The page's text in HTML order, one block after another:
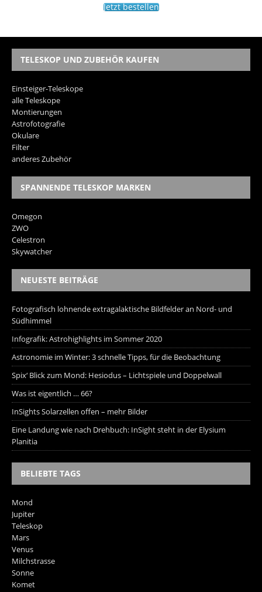
Jetzt bestellen
TELESKOP UND ZUBEHÖR KAUFEN
Einsteiger-Teleskope
alle Teleskope
Montierungen
Astrofotografie
Okulare
Filter
anderes Zubehör
SPANNENDE TELESKOP MARKEN
Omegon
ZWO
Celestron
Skywatcher
NEUESTE BEITRÄGE
Fotografisch lohnende extragalaktische Bildfelder an Nord- und
Südhimmel
Infografik: Astrohighlights im Sommer 2020
Astronomie im Winter: 3 schnelle Tipps, für die Beobachtung
Spix‘ Blick zum Mond: Hesiodus – Lichtspiele und Doppelwall
Was ist eigentlich … 66?
InSights Solarzellen offen – mehr Bilder
Eine Landung wie nach Drehbuch: InSight steht in der Elysium
Planitia
BELIEBTE TAGS
Mond
Jupiter
Teleskop
Mars
Venus
Milchstrasse
Sonne
Komet